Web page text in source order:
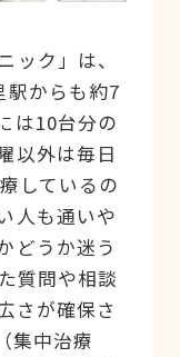
ック」は、
駅からも約7
は10台分の
以外は毎日
しているの
人も通いや
どうか迷う
質問や相談
さが確保さ
集中治療